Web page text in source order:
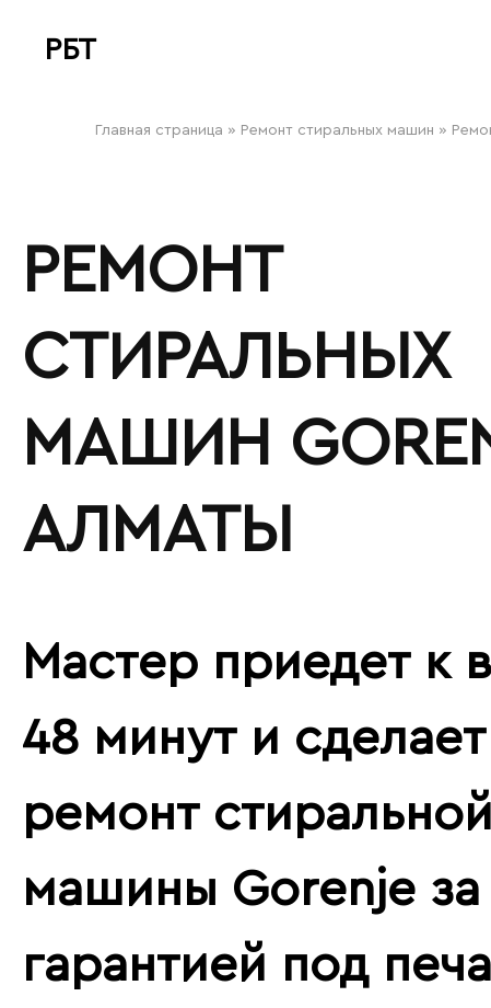
РБТ
bitovayatehnika
Главная страница » Ремонт стиральных машин »
РЕМОНТ
СТИРАЛЬНЫХ
МАШИН
АЛМАТЫ
Мастер приедет к
48 минут и сделает
ремонт стиральной
машины Gorenje за
гарантией под